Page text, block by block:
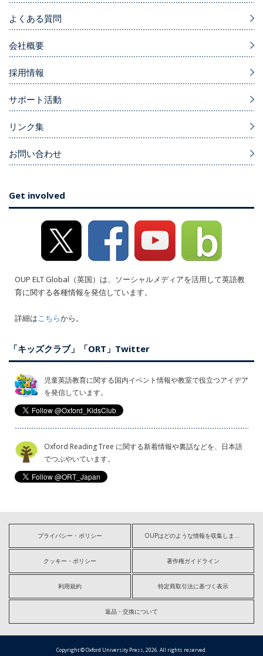
よくある質問
会社概要
採用情報
サポート活動
リンク集
お問い合わせ
Get involved
OUP ELT Global（英国）は、ソーシャルメディアを活用して英語教
育に関する各種情報を発信しています。
詳細はこちらから。
「キッズクラブ」「ORT」Twitter
児童英語教育に関する国内イベント情報や教室で役立つアイデア
を発信しています。
Oxford Reading Tree に関する新着情報や裏話などを、日本語
でつぶやいています。
プライバシー・ポリシー OUPはどのような情報を収集しますか?
クッキー・ポリシー 著作権ガイドライン
利用規約 特定商取引法に基づく表示
返品・交換について
Copyright © Oxford University Press, 2026. All rights reserved.